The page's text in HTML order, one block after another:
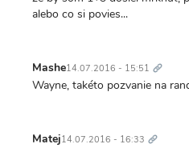
alebo co si povies...
Mashe14.07.2016 - 15:51 odkaz
Wayne, takéto pozvanie na
Matej14.07.2016 - 16:33 odkaz